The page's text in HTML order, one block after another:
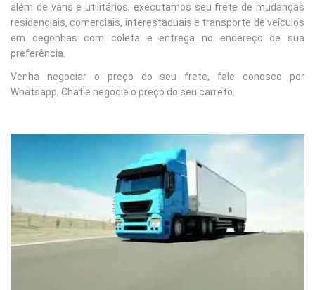
além de vans e utilitários, executamos seu frete de mudanças
residenciais, comerciais, interestaduais e transporte de veículos
em cegonhas com coleta e entrega no endereço de sua
preferência.
Venha negociar o preço do seu frete, fale conosco por
Whatsapp, Chat e negocie o preço do seu carreto.